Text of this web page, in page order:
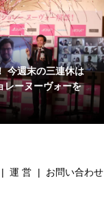
今週末の三連休は
レーヌーヴォーを
運 営 お問い合わせ